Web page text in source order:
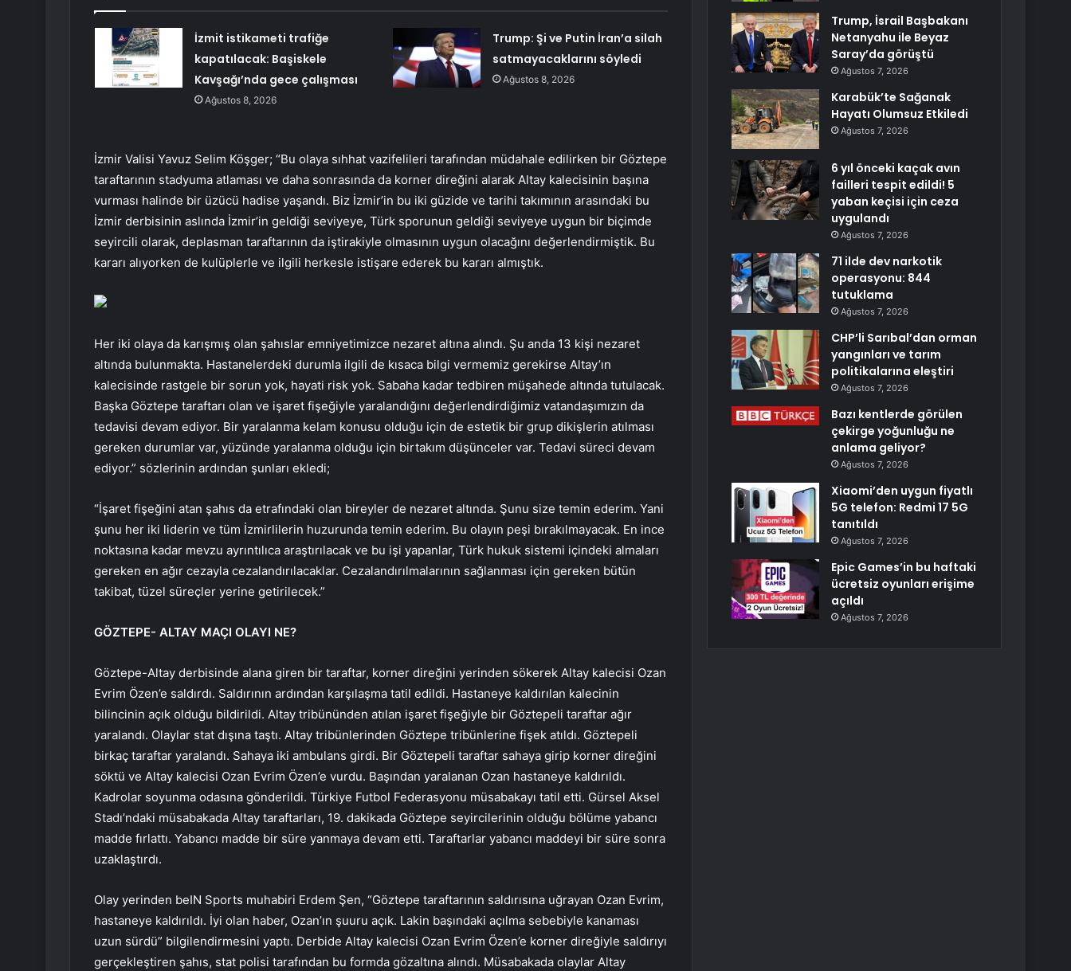
İzmit istikameti trafiğe
kapatılacak: Başiskele
Kavşağı’nda gece çalışması
Ağustos 8, 2026
Trump: Şi ve Putin İran’a silah
satmayacaklarını söyledi
Ağustos 8, 2026
İzmir Valisi Yavuz Selim Köşger; “Bu olaya sıhhat vazifelileri tarafından müdahale edilirken bir Göztepe
taraftarının stadyuma atlaması ve daha sonrasında da korner direğini alarak Altay kalecisinin başına
vurması halinde bir üzücü hadise yaşandı. Biz İzmir’in bu iki güzide ve tarihi takımının arasındaki bu
İzmir derbisinin aslında İzmir’in geldiği seviyeye, Türk sporunun geldiği seviyeye uygun bir biçimde
seyircili olarak, deplasman taraftarının da iştirakiyle olmasının uygun olacağını değerlendirmiştik. Bu
kararı alıyorken de kulüplerle ve ilgili herkesle istişare ederek bu kararı almıştık.
Her iki olaya da karışmış olan şahıslar emniyetimizce nezaret altına alındı. Şu anda 13 kişi nezaret
altında bulunmakta. Hastanelerdeki durumla ilgili de kısaca bilgi vermemiz gerekirse Altay’ın
kalecisinde rastgele bir sorun yok, hayati risk yok. Sabaha kadar tedbiren müşahede altında tutulacak.
Başka Göztepe taraftarı olan ve işaret fişeğiyle yaralandığını değerlendirdiğimiz vatandaşımızın da
tedavisi devam ediyor. Bir yaralanma kelam konusu olduğu için de estetik bir grup dikişlerin atılması
gereken durumlar var, yüzünde yaralanma olduğu için birtakım düşünceler var. Tedavi süreci devam
ediyor.” sözlerinin ardından şunları ekledi;
“İşaret fişeğini atan şahıs da etrafındaki olan bireyler de nezaret altında. Şunu size temin ederim. Yani
şunu her iki liderin ve tüm İzmirlilerin huzurunda temin ederim. Bu olayın peşi bırakılmayacak. En ince
noktasına kadar mevzu ayrıntılıca araştırılacak ve bu işi yapanlar, Türk hukuk sistemi içindeki almaları
gereken en ağır cezayla cezalandırılacaklar. Cezalandırılmalarının sağlanması için gereken bütün
takibat, tüzel süreçler yerine getirilecek.”
GÖZTEPE- ALTAY MAÇI OLAYI NE?
Göztepe-Altay derbisinde alana giren bir taraftar, korner direğini yerinden sökerek Altay kalecisi Ozan
Evrim Özen’e saldırdı. Saldırının ardından karşılaşma tatil edildi. Hastaneye kaldırılan kalecinin
bilincinin açık olduğu bildirildi. Altay tribününden atılan işaret fişeğiyle bir Göztepeli taraftar ağır
yaralandı. Olaylar stat dışına taştı. Altay tribünlerinden Göztepe tribünlerine fişek atıldı. Göztepeli
birkaç taraftar yaralandı. Sahaya iki ambulans girdi. Bir Göztepeli taraftar sahaya girip korner direğini
söktü ve Altay kalecisi Ozan Evrim Özen’e vurdu. Başından yaralanan Ozan hastaneye kaldırıldı.
Kadrolar soyunma odasına gönderildi. Türkiye Futbol Federasyonu müsabakayı tatil etti. Gürsel Aksel
Stadı’ndaki müsabakada Altay taraftarları, 19. dakikada Göztepe seyircilerinin olduğu bölüme yabancı
madde fırlattı. Yabancı madde bir süre yanmaya devam etti. Taraftarlar yabancı maddeyi bir süre sonra
uzaklaştırdı.
Olay yerinden beIN Sports muhabiri Erdem Şen, “Göztepe taraftarının saldırısına uğrayan Ozan Evrim,
hastaneye kaldırıldı. İyi olan haber, Ozan’ın şuuru açık. Lakin başındaki açılma sebebiyle kanaması
uzun sürdü” bilgilendirmesini yaptı. Derbide Altay kalecisi Ozan Evrim Özen’e korner direğiyle saldırıyı
gerçekleştiren şahıs, stat polisi tarafından bu formda gözaltına alındı. Müsabakada olaylar Altay
Trump, İsrail Başbakanı
Netanyahu ile Beyaz
Saray’da görüştü
Ağustos 7, 2026
Karabük’te Sağanak
Hayatı Olumsuz Etkiledi
Ağustos 7, 2026
6 yıl önceki kaçak avın
failleri tespit edildi! 5
yaban keçisi için ceza
uygulandı
Ağustos 7, 2026
71 ilde dev narkotik
operasyonu: 844
tutuklama
Ağustos 7, 2026
CHP’li Sarıbal’dan orman
yangınları ve tarım
politikalarına eleştiri
Ağustos 7, 2026
Bazı kentlerde görülen
çekirge yoğunluğu ne
anlama geliyor?
Ağustos 7, 2026
Xiaomi’den uygun fiyatlı
5G telefon: Redmi 17 5G
tanıtıldı
Ağustos 7, 2026
Epic Games’in bu haftaki
ücretsiz oyunları erişime
açıldı
Ağustos 7, 2026